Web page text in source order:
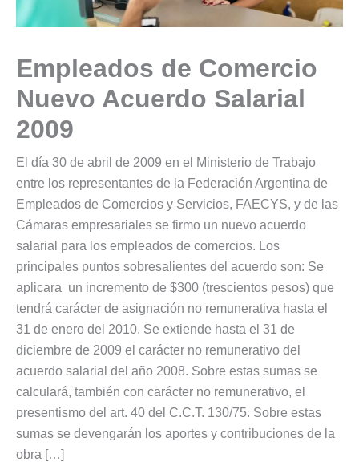
Empleados de Comercio
Nuevo Acuerdo Salarial
2009
El día 30 de abril de 2009 en el Ministerio de Trabajo
entre los representantes de la Federación Argentina de
Empleados de Comercios y Servicios, FAECYS, y de las
Cámaras empresariales se firmo un nuevo acuerdo
salarial para los empleados de comercios. Los
principales puntos sobresalientes del acuerdo son: Se
aplicara un incremento de $300 (trescientos pesos) que
tendrá carácter de asignación no remunerativa hasta el
31 de enero del 2010. Se extiende hasta el 31 de
diciembre de 2009 el carácter no remunerativo del
acuerdo salarial del año 2008. Sobre estas sumas se
calculará, también con carácter no remunerativo, el
presentismo del art. 40 del C.C.T. 130/75. Sobre estas
sumas se devengarán los aportes y contribuciones de la
obra […]